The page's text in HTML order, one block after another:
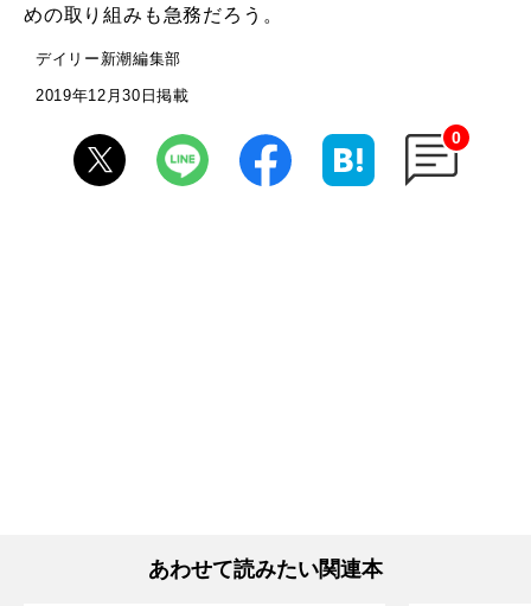
めの取り組みも急務だろう。
デイリー新潮編集部
2019年12月30日掲載
0
あわせて読みたい関連本